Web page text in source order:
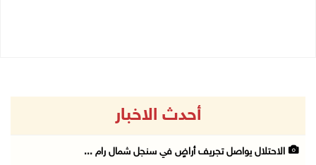
أحدث الاخبار
الاحتلال يواصل تجريف أراضٍ في سنجل شمال رام ...